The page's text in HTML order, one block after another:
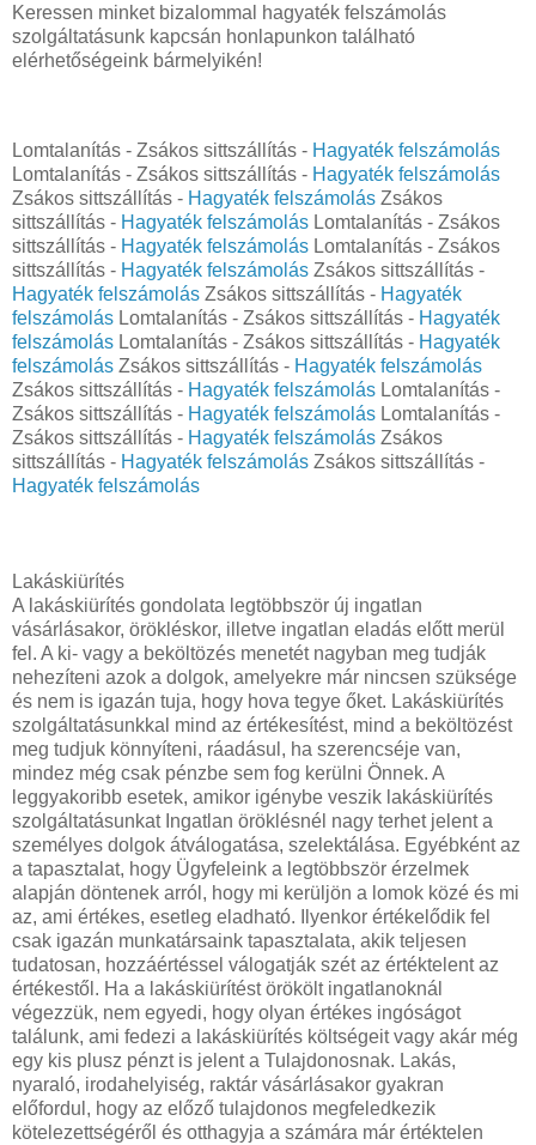
Keressen minket bizalommal hagyaték felszámolás
szolgáltatásunk kapcsán honlapunkon található
elérhetőségeink bármelyikén!
Lomtalanítás - Zsákos sittszállítás - Hagyaték felszámolás
Lomtalanítás - Zsákos sittszállítás - Hagyaték felszámolás
Zsákos sittszállítás - Hagyaték felszámolás Zsákos
sittszállítás - Hagyaték felszámolás Lomtalanítás - Zsákos
sittszállítás - Hagyaték felszámolás Lomtalanítás - Zsákos
sittszállítás - Hagyaték felszámolás Zsákos sittszállítás -
Hagyaték felszámolás Zsákos sittszállítás - Hagyaték
felszámolás Lomtalanítás - Zsákos sittszállítás - Hagyaték
felszámolás Lomtalanítás - Zsákos sittszállítás - Hagyaték
felszámolás Zsákos sittszállítás - Hagyaték felszámolás
Zsákos sittszállítás - Hagyaték felszámolás Lomtalanítás -
Zsákos sittszállítás - Hagyaték felszámolás Lomtalanítás -
Zsákos sittszállítás - Hagyaték felszámolás Zsákos
sittszállítás - Hagyaték felszámolás Zsákos sittszállítás -
Hagyaték felszámolás
Lakáskiürítés
A lakáskiürítés gondolata legtöbbször új ingatlan
vásárlásakor, örökléskor, illetve ingatlan eladás előtt merül
fel. A ki- vagy a beköltözés menetét nagyban meg tudják
nehezíteni azok a dolgok, amelyekre már nincsen szüksége
és nem is igazán tuja, hogy hova tegye őket. Lakáskiürítés
szolgáltatásunkkal mind az értékesítést, mind a beköltözést
meg tudjuk könnyíteni, ráadásul, ha szerencséje van,
mindez még csak pénzbe sem fog kerülni Önnek. A
leggyakoribb esetek, amikor igénybe veszik lakáskiürítés
szolgáltatásunkat Ingatlan öröklésnél nagy terhet jelent a
személyes dolgok átválogatása, szelektálása. Egyébként az
a tapasztalat, hogy Ügyfeleink a legtöbbször érzelmek
alapján döntenek arról, hogy mi kerüljön a lomok közé és mi
az, ami értékes, esetleg eladható. Ilyenkor értékelődik fel
csak igazán munkatársaink tapasztalata, akik teljesen
tudatosan, hozzáértéssel válogatják szét az értéktelent az
értékestől. Ha a lakáskiürítést örökölt ingatlanoknál
végezzük, nem egyedi, hogy olyan értékes ingóságot
találunk, ami fedezi a lakáskiürítés költségeit vagy akár még
egy kis plusz pénzt is jelent a Tulajdonosnak. Lakás,
nyaraló, irodahelyiség, raktár vásárlásakor gyakran
előfordul, hogy az előző tulajdonos megfeledkezik
kötelezettségéről és otthagyja a számára már értéktelen